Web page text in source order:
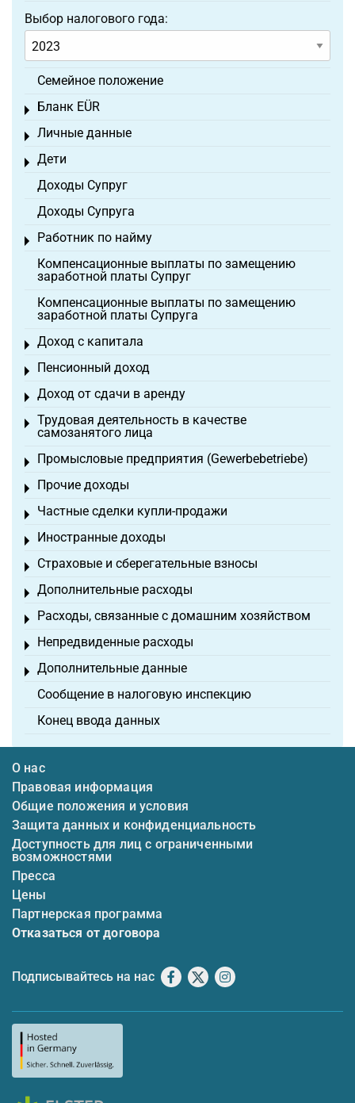
Выбор налогового года:
Семейное положение
Бланк EÜR
Toggle menu
Личные данные
Toggle menu
Дети
Toggle menu
Доходы Супруг
Доходы Супруга
Работник по найму
Toggle menu
Компенсационные выплаты по замещению
заработной платы Супруг
Компенсационные выплаты по замещению
заработной платы Супруга
Доход с капитала
Toggle menu
Пенсионный доход
Toggle menu
Доход от сдачи в аренду
Toggle menu
Трудовая деятельность в качестве
самозанятого лица
Toggle menu
Промысловые предприятия (Gewerbebetriebe)
Toggle menu
Прочие доходы
Toggle menu
Частные сделки купли-продажи
Toggle menu
Иностранные доходы
Toggle menu
Страховые и сберегательные взносы
Toggle menu
Дополнительные расходы
Toggle menu
Расходы, связанные с домашним хозяйством
Toggle menu
Непредвиденные расходы
Toggle menu
Дополнительные данные
Toggle menu
Сообщение в налоговую инспекцию
Конец ввода данных
О нас
Правовая информация
Общие положения и условия
Защита данных и конфиденциальность
Доступность для лиц с ограниченными
возможностями
Пресса
Цены
Партнерская программа
Отказаться от договора
Подписывайтесь на нас Facebook
X Instagram